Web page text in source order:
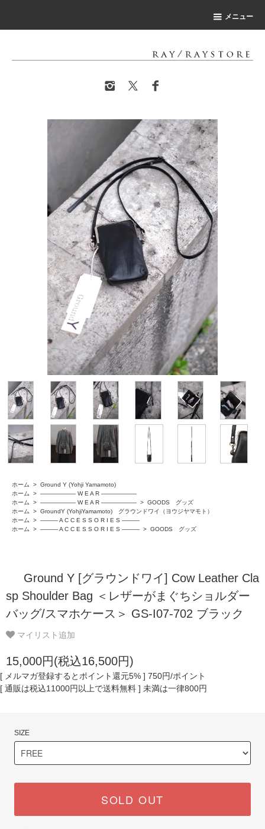
メニュー
ホーム > Ground Y (Yohji Yamamoto)
ホーム
> ―――――― W E A R ――――――
ホーム
> ―――――― W E A R ―――――― > GOODS グッズ
ホーム
> GroundY (YohjiYamamoto) グラウンドワイ（ヨウジヤマモト）
ホーム
> ――― A C C E S S O R I E S ―――
ホーム
> ――― A C C E S S O R I E S ――― > GOODS グッズ
Ground Y [グラウンドワイ] Cow Leather Cla
sp Shoulder Bag ＜レザーがまぐちショルダー
バッグ/スマホケース＞ GS-I07-702 ブラック
マイリスト追加
15,000円(税込16,500円)
[ メルマガ登録するとポイント還元5% ] 750円/ポイント
[ 通販は税込11000円以上で送料無料 ] 未満は一律800円
SIZE
SOLD OUT